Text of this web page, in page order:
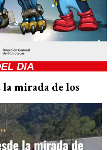
DIA
la mirada de los